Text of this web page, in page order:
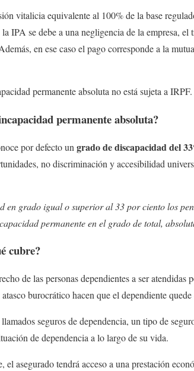
vitalicia equivalente al 100% de la base
IPA se debe a una negligencia de la empresa, el
en ese caso el pago corresponde a la
permanente absoluta no está sujeta a IRPF.
permanente absoluta?
por defecto un grado de discapacidad del
no discriminación y accesibilidad
en grado igual o superior al 33 por ciento los
permanente en el grado de total,
cubre?
de las personas dependientes a ser atendidas
burocrático hacen que el dependiente
seguros de dependencia, un tipo de
de dependencia a lo largo de su vida.
el asegurado tendrá acceso a una prestación